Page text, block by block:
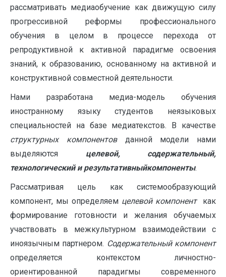
рассматривать медиаобучение как движущую силу
прогрессивной реформы профессионального
обучения в целом в процессе перехода от
репродуктивной к активной парадигме освоения
знаний, к образованию, основанному на активной и
конструктивной совместной деятельности.
Нами разработана медиа-модель обучения
иностранному языку студентов неязыковых
специальностей на базе медиатекстов. В качестве
структурных компонентовданной модели нами
выделяются целевой, содержательный,
технологический и результативныйкомпоненты.
Рассматривая цель как системообразующий
компонент, мы определяем целевой компоненткак
формирование готовности и желания обучаемых
участвовать в межкультурном взаимодействии с
иноязычным партнером. Содержательный компонент
определяется контекстом личностно-
ориентированной парадигмы современного